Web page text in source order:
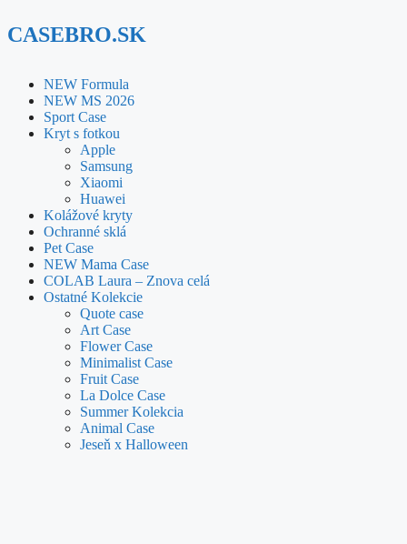
CASEBRO.SK
NEW Formula
NEW MS 2026
Sport Case
Kryt s fotkou
Apple
Samsung
Xiaomi
Huawei
Kolážové kryty
Ochranné sklá
Pet Case
NEW Mama Case
COLAB Laura – Znova celá
Ostatné Kolekcie
Quote case
Art Case
Flower Case
Minimalist Case
Fruit Case
La Dolce Case
Summer Kolekcia
Animal Case
Jeseň x Halloween